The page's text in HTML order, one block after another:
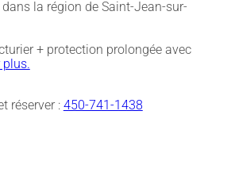
la région de Saint-Jean-sur-
+ protection prolongée avec
plus.
réserver : 450-741-1438